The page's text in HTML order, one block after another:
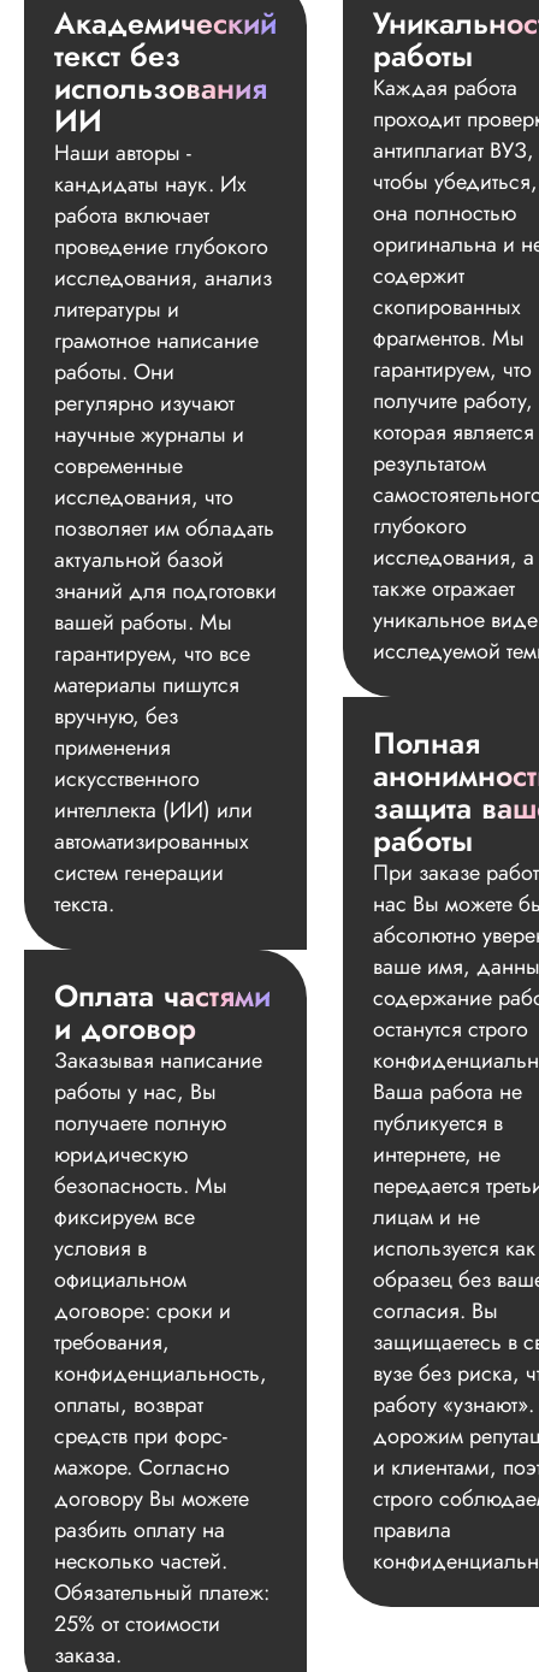
Академический
текст без
использования
ИИ
Наши авторы -
кандидаты наук. Их
работа включает
проведение глубокого
исследования, анализ
литературы и
грамотное написание
работы. Они
регулярно изучают
научные журналы и
современные
исследования, что
позволяет им обладать
актуальной базой
знаний для подготовки
вашей работы. Мы
гарантируем, что все
материалы пишутся
вручную, без
применения
искусственного
интеллекта (ИИ) или
автоматизированных
систем генерации
текста.
Оплата частями
и договор
Заказывая написание
работы у нас, Вы
получаете полную
юридическую
безопасность. Мы
фиксируем все
условия в
официальном
договоре: сроки и
требования,
конфиденциальность,
оплаты, возврат
средств при форс-
мажоре. Согласно
договору Вы можете
разбить оплату на
несколько частей.
Обязательный платеж:
25% от стоимости
заказа.
работы
Каждая работа
проходит
антиплагиат ВУЗ,
чтобы
она полностью
оригинальна и
содержит
скопированных
фрагментов. Мы
гарантируем,
получите работу,
которая является
результатом
глубокого
исследования, а
также отражает
уникальное
исследуемой
Полная
защита
работы
При заказе
нас Вы можете
абсолютно
ваше имя,
содержание
останутся строго
Ваша работа не
публикуется в
интернете, не
передается
лицам и не
используется как
образец без
согласия. Вы
защищаетесь в
вузе без риска,
работу
дорожим
и клиентами,
строго
правила